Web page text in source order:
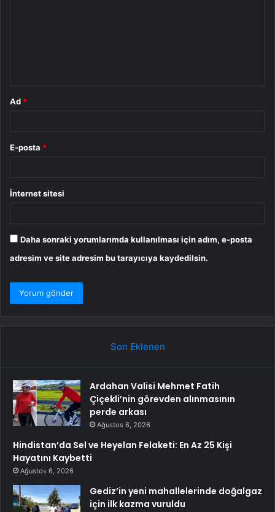
Ad *
E-posta *
İnternet sitesi
Daha sonraki yorumlarımda kullanılması için adım, e-posta
adresim ve site adresim bu tarayıcıya kaydedilsin.
Son Eklenen
Ardahan Valisi Mehmet Fatih
Çiçekli’nin görevden alınmasının
perde arkası
Ağustos 6, 2026
Hindistan’da Sel ve Heyelan Felaketi: En Az 25 Kişi
Hayatını Kaybetti
Ağustos 6, 2026
Gediz’in yeni mahallelerinde doğalgaz
için ilk kazma vuruldu